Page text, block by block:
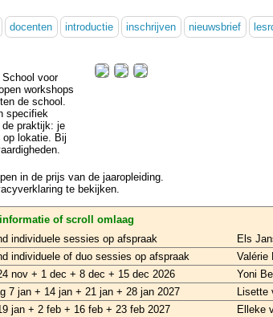
docenten introductie inschrijven nieuwsbrief
School voor
workshops
de school.
specifiek
praktijk: je
op lokatie. Bij
in de prijs van de jaaropleiding.
te bekijken.
of scroll omlaag
individuele sessies op afspraak
Els
individuele of duo sessies op afspraak
Valérie
nov + 1 dec + 8 dec + 15 dec 2026
Yoni
7 jan + 14 jan + 21 jan + 28 jan 2027
Lisette
jan + 2 feb + 16 feb + 23 feb 2027
Elleke